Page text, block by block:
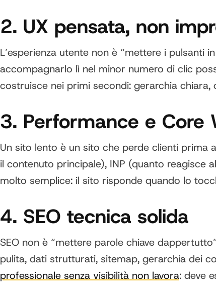
2. UX pensata, non
L’esperienza utente non è “mettere i pulsanti
accompagnarlo lì nel minor numero di clic
costruisce nei primi secondi: gerarchia
3. Performance e Core
Un sito lento è un sito che perde clienti prima
il contenuto principale), INP (quanto reagisce
molto semplice: il sito risponde quando lo
4. SEO tecnica solida
SEO non è “mettere parole chiave
pulita, dati strutturati, sitemap, gerarchia dei
professionale senza visibilità non lavora: deve